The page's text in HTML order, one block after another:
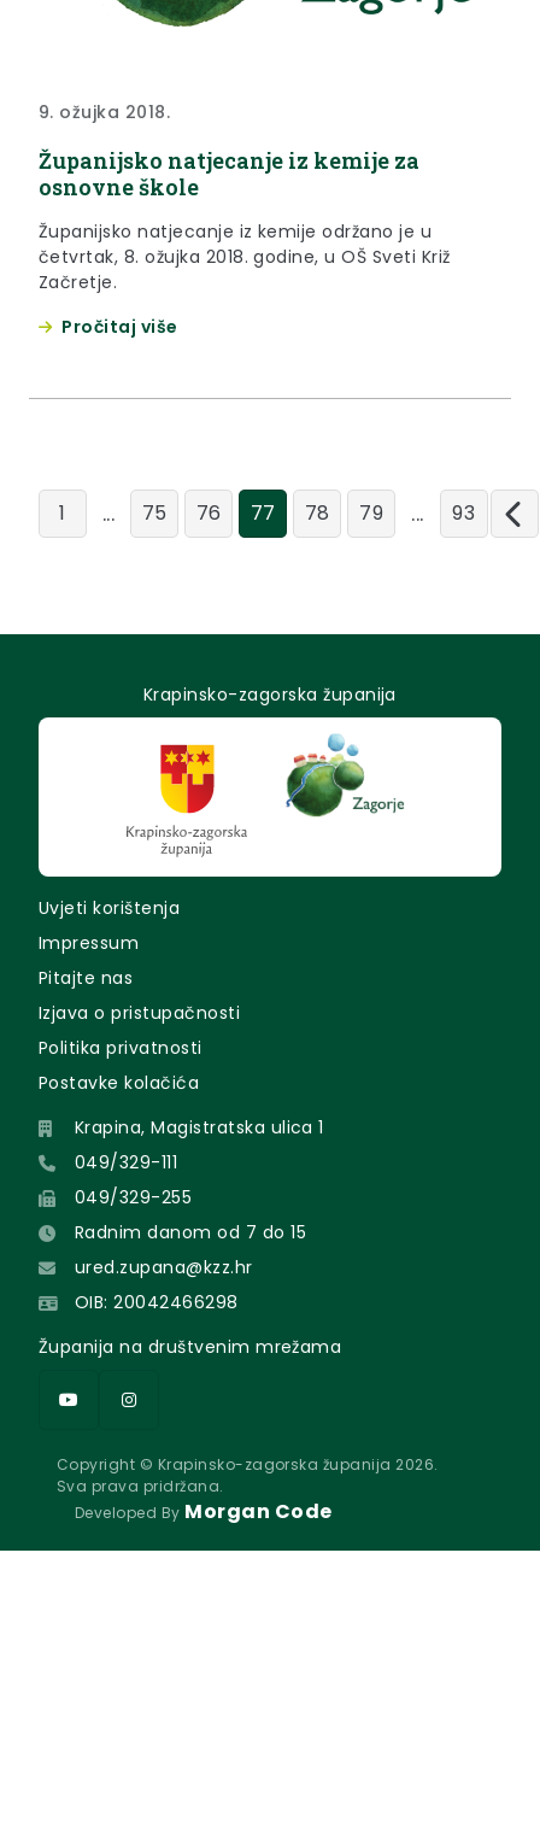
9. ožujka 2018.
Županijsko natjecanje iz kemije za
osnovne škole
Županijsko natjecanje iz kemije održano je u
četvrtak, 8. ožujka 2018. godine, u OŠ Sveti Križ
Začretje.
Pročitaj više
1 ... 75 76 77 78 79 ... 93
Krapinsko-zagorska županija
Uvjeti korištenja
Impressum
Pitajte nas
Izjava o pristupačnosti
Politika privatnosti
Postavke kolačića
Krapina, Magistratska ulica 1
049/329-111
049/329-255
Radnim danom od 7 do 15
ured.zupana@kzz.hr
OIB: 20042466298
Županija na društvenim mrežama
Copyright © Krapinsko-zagorska županija 2026.
Sva prava pridržana.
Developed By Morgan Code